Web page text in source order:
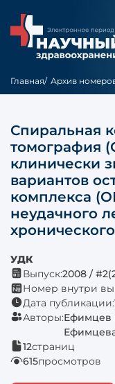
Главная Архив
Спиральная
томография
клинически
вариантов
комплекса
неудачного
УДК
Выпуск:2008 /
Номер внутри
Дата публикации:
Авторы:
12страниц
615просмотров